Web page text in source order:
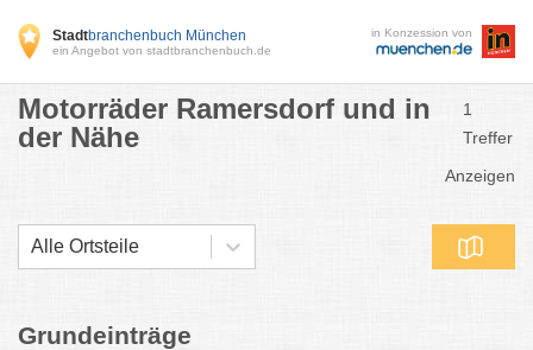
Stadtbranchenbuch München
ein Angebot von stadtbranchenbuch.de
in Konzession von
Motorräder Ramersdorf und in
der Nähe
1
Treffer
Anzeigen
Alle Ortsteile
Grundeinträge